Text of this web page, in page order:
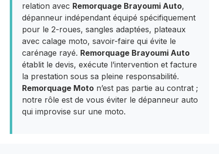
relation avec Remorquage Brayoumi Auto,
dépanneur indépendant équipé spécifiquement
pour le 2-roues, sangles adaptées, plateaux
avec calage moto, savoir-faire qui évite le
carénage rayé. Remorquage Brayoumi Auto
établit le devis, exécute l’intervention et facture
la prestation sous sa pleine responsabilité.
Remorquage Moto n’est pas partie au contrat ;
notre rôle est de vous éviter le dépanneur auto
qui improvise sur une moto.